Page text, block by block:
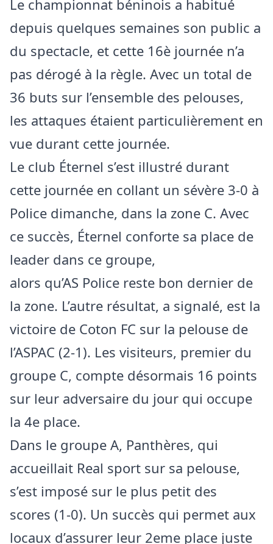
Le championnat béninois a habitué
depuis quelques semaines son public a
du spectacle, et cette 16è journée n’a
pas dérogé à la règle. Avec un total de
36 buts sur l’ensemble des pelouses,
les attaques étaient particulièrement en
vue durant cette journée.
Le club Éternel s’est illustré durant
cette journée en collant un sévère 3-0 à
Police dimanche, dans la zone C. Avec
ce succès, Éternel conforte sa place de
leader dans ce groupe,
alors qu’AS Police reste bon dernier de
la zone. L’autre résultat, a signalé, est la
victoire de Coton FC sur la pelouse de
l’ASPAC (2-1). Les visiteurs, premier du
groupe C, compte désormais 16 points
sur leur adversaire du jour qui occupe
la 4e place.
Dans le groupe A, Panthères, qui
accueillait Real sport sur sa pelouse,
s’est imposé sur le plus petit des
scores (1-0). Un succès qui permet aux
locaux d’assurer leur 2eme place juste